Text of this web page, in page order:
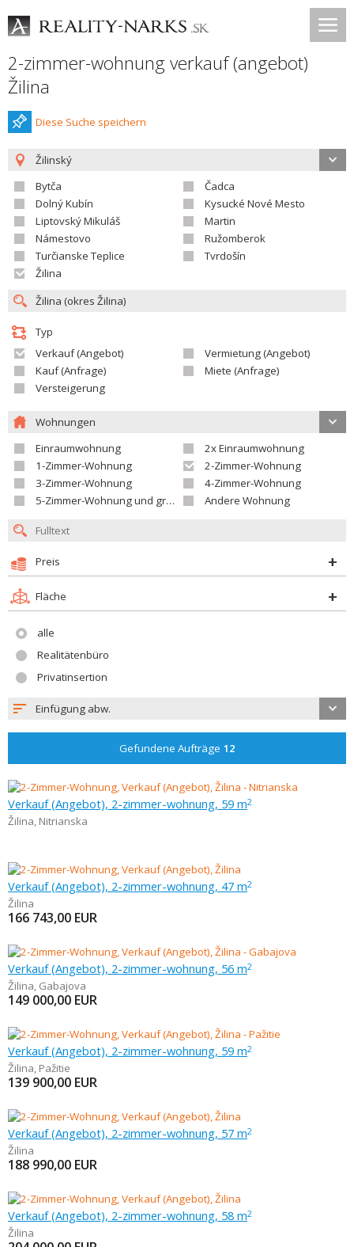
2-zimmer-wohnung verkauf (angebot)
Žilina
Diese Suche speichern
Žilinský
Bytča
Čadca
Dolný Kubín
Kysucké Nové Mesto
Liptovský Mikuláš
Martin
Námestovo
Ružomberok
Turčianske Teplice
Tvrdošín
Žilina
Typ
Verkauf (Angebot)
Vermietung (Angebot)
Kauf (Anfrage)
Miete (Anfrage)
Versteigerung
Wohnungen
Einraumwohnung
2x Einraumwohnung
1-Zimmer-Wohnung
2-Zimmer-Wohnung
3-Zimmer-Wohnung
4-Zimmer-Wohnung
5-Zimmer-Wohnung und größer
Andere Wohnung
Preis
Fläche
alle
Realitätenbüro
Privatinsertion
Einfügung abw.
Gefundene Aufträge 12
Verkauf (Angebot), 2-zimmer-wohnung, 59 m2
Žilina, Nitrianska
Verkauf (Angebot), 2-zimmer-wohnung, 47 m2
Žilina
166 743,00 EUR
Verkauf (Angebot), 2-zimmer-wohnung, 56 m2
Žilina, Gabajova
149 000,00 EUR
Verkauf (Angebot), 2-zimmer-wohnung, 59 m2
Žilina, Pažitie
139 900,00 EUR
Verkauf (Angebot), 2-zimmer-wohnung, 57 m2
Žilina
188 990,00 EUR
Verkauf (Angebot), 2-zimmer-wohnung, 58 m2
Žilina